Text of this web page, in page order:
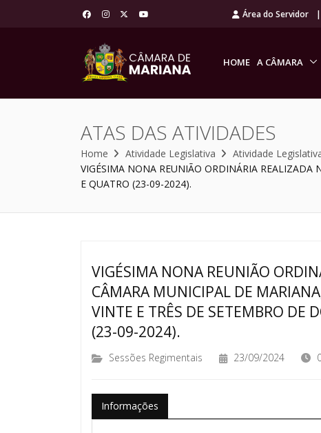
Área do Servidor |
HOME A CÂMARA
ATAS DAS ATIVIDADES
Home Atividade Legislativa Atividade
VIGÉSIMA NONA REUNIÃO ORDINÁRIA REALIZADA
E QUATRO (23-09-2024).
VIGÉSIMA NONA REUNIÃO
CÂMARA MUNICIPAL DE
VINTE E TRÊS DE SETEMBRO DE
(23-09-2024).
Sessões Regimentais 23/09/2024
Informações